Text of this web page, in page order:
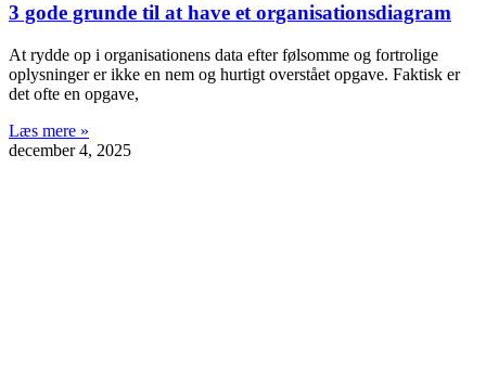
3 gode grunde til at have et organisationsdiagram
At rydde op i organisationens data efter følsomme og fortrolige
oplysninger er ikke en nem og hurtigt overstået opgave. Faktisk er
det ofte en opgave,
Læs mere »
december 4, 2025